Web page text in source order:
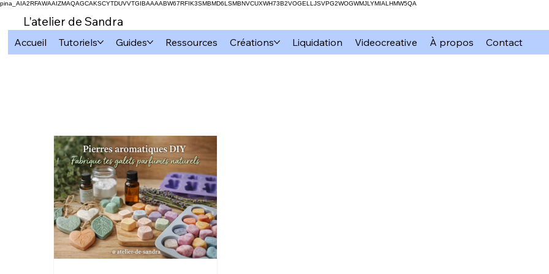
pina_AIA2RFAWAAIZMAQAGCAKSCYTDUVVTGIBAAAABW67RFIK3SMBMD6LSMBNVCUXWH73B2VOGELLJSVPG2WOGWMJLYMIALHMW5QA
L'atelier de Sandra
Accueil Tutoriels Guides Ressources Créations Liquidation Videocreative À propos Contact